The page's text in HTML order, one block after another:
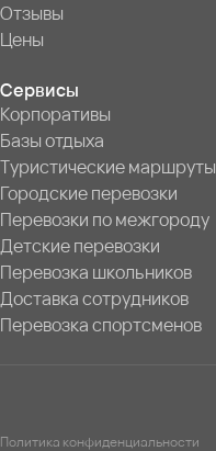
Отзывы
Цены
Сервисы
Корпоративы
Базы отдыха
Туристические маршруты
Городские перевозки
Перевозки по межгороду
Детские перевозки
Перевозка школьников
Доставка сотрудников
Перевозка спортсменов
Политика конфиденциальности